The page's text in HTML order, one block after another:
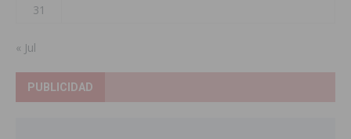
31
« Jul
PUBLICIDAD